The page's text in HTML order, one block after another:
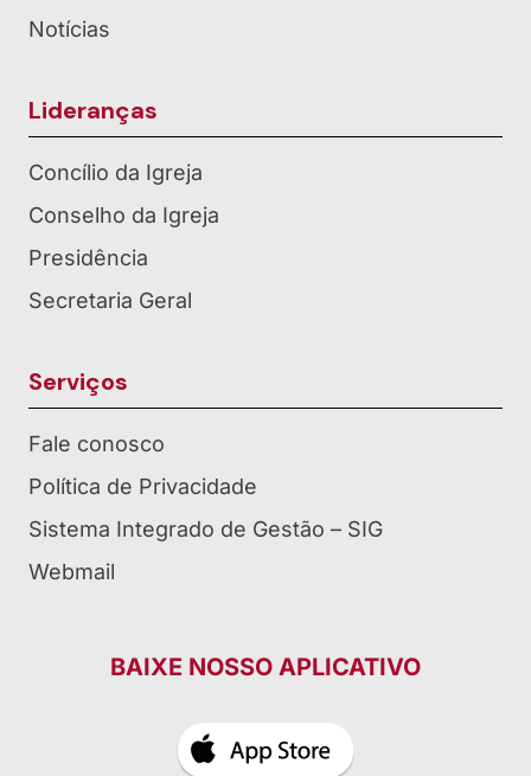
Notícias
Lideranças
Concílio da Igreja
Conselho da Igreja
Presidência
Secretaria Geral
Serviços
Fale conosco
Política de Privacidade
Sistema Integrado de Gestão – SIG
Webmail
BAIXE NOSSO APLICATIVO